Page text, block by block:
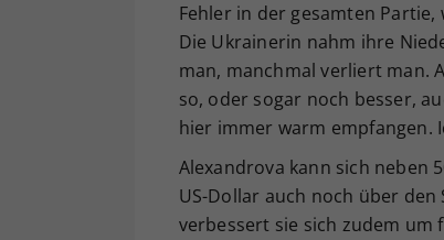
Fehler in der gesamten
Die Ukrainerin nahm ihre
man, manchmal verliert man.
so, oder sogar noch besser,
hier immer warm empfangen.
Alexandrova kann sich neben
US-Dollar auch noch über
verbessert sie sich zudem um